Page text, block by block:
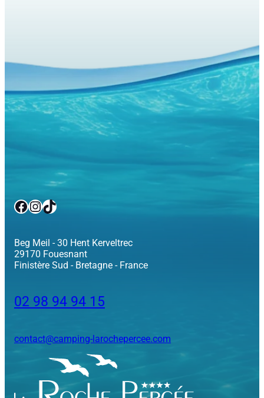
Facebook InstagramTikTok
Beg Meil - 30 Hent Kerveltrec
29170 Fouesnant
Finistère Sud - Bretagne - France
02 98 94 94 15
contact@camping-larochepercee.com